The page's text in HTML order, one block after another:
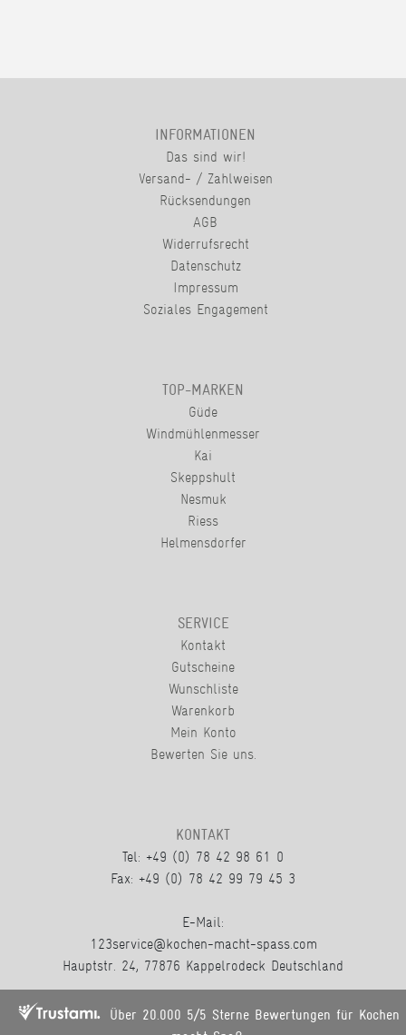
INFORMATIONEN
Das sind wir!
Versand- / Zahlweisen
Rücksendungen
AGB
Widerrufsrecht
Datenschutz
Impressum
Soziales Engagement
TOP-MARKEN
Güde
Windmühlenmesser
Kai
Skeppshult
Nesmuk
Riess
Helmensdorfer
SERVICE
Kontakt
Gutscheine
Wunschliste
Warenkorb
Mein Konto
Bewerten Sie uns.
KONTAKT
Tel: +49 (0) 78 42 98 61 0
Fax: +49 (0) 78 42 99 79 45 3
E-Mail:
123service@kochen-macht-spass.com
Hauptstr. 24, 77876 Kappelrodeck Deutschland
Über 20.000 5/5 Sterne Bewertungen für Kochen